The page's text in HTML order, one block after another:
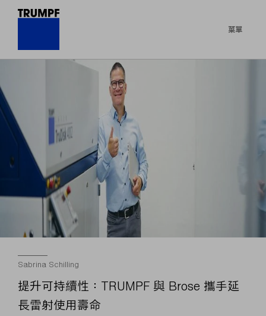
菜單
Sabrina Schilling
提升可持續性：TRUMPF 與 Brose 攜手延
長雷射使用壽命